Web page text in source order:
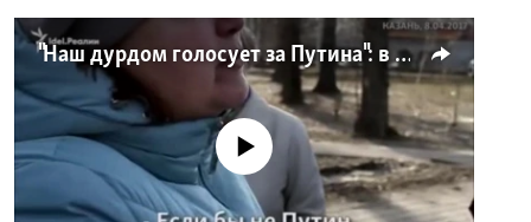
"Наш дурдом голосует за Путина": в Казани прошел арт-пикет "Открытой России"
No media source currently available